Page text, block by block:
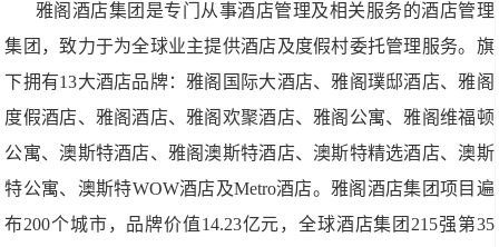
雅阁酒店集团是专门从事酒店管理及相关服务的酒店管理
集团，致力于为全球业主提供酒店及度假村委托管理服务。旗
下拥有13大酒店品牌：雅阁国际大酒店、雅阁璞邸酒店、雅阁
度假酒店、雅阁酒店、雅阁欢聚酒店、雅阁公寓、雅阁维福顿
公寓、澳斯特酒店、雅阁澳斯特酒店、澳斯特精选酒店、澳斯
特公寓、澳斯特WOW酒店及Metro酒店。雅阁酒店集团项目遍
布200个城市，品牌价值14.23亿元，全球酒店集团215强第35